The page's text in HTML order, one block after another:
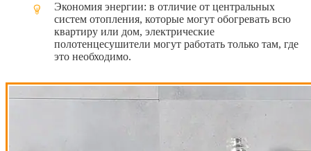
Экономия энергии: в отличие от центральных
систем отопления, которые могут обогревать всю
квартиру или дом, электрические
полотенцесушители могут работать только там, где
это необходимо.